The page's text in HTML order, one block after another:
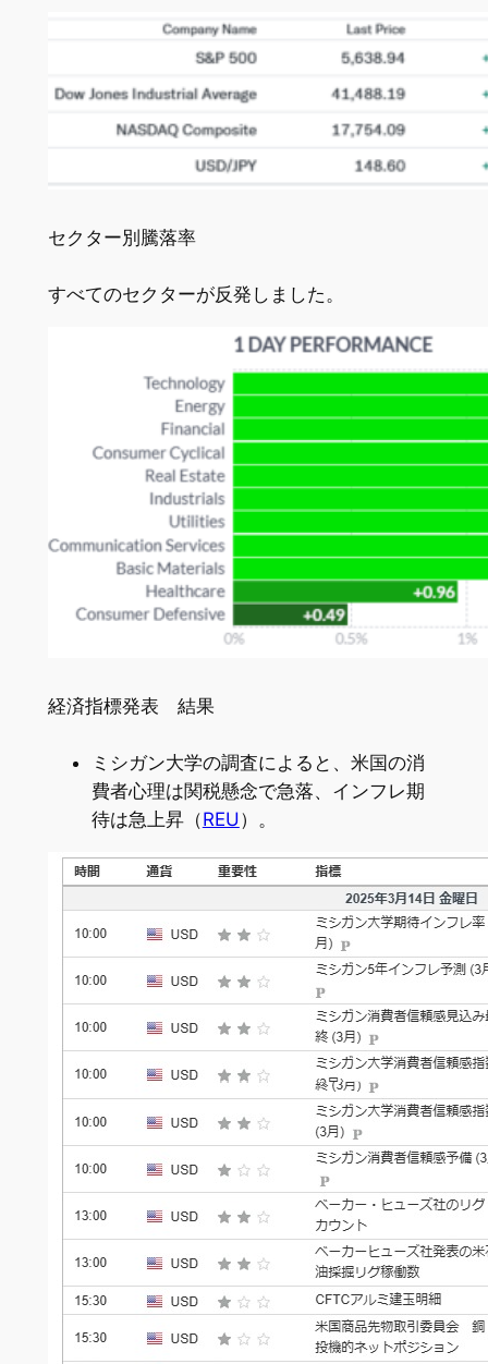
セクター別騰落率
すべてのセクターが反発しました。
経済指標発表 結果
ミシガン大学の調査によると、米国の消
費者心理は関税懸念で急落、インフレ期
待は急上昇（REU）。